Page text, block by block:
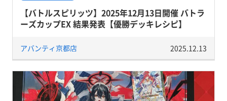
【バトルスピリッツ】2025年12月13日開催 バトラ
ーズカップEX 結果発表【優勝デッキレシピ】
アバンティ京都店 2025.12.13